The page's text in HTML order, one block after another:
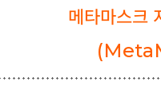
메타마스크